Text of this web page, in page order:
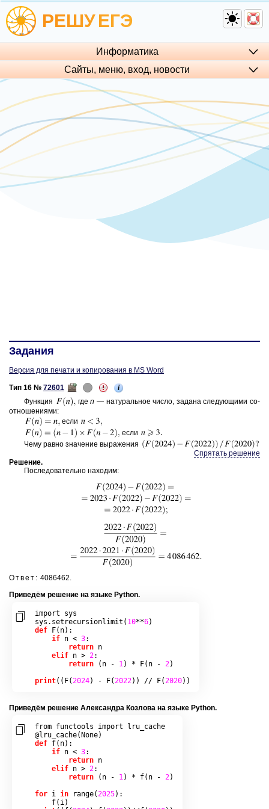
РЕШУЕГЭ
Информатика
Сайты, меню, вход, но­во­сти
Задания
Версия для печати и копирования в MS Word
Тип 16 № 72601
i
Функ­ция
гдеn — на­ту­раль­ное число, за­да­на сле­ду­ю­щи­ми со­
от­но­ше­ни­я­ми:
если
если
Чему равно зна­че­ние вы­ра­же­ния
Спрятать решение
Ре­ше­ние.
По­сле­до­ва­тель­но на­хо­дим:
Ответ: 4086462.
При­ведём ре­ше­ние на языке Python.
import sys
sys . setrecursionlimit ( 10**6)
def
F( n):
if n < 3:
return n
elif n > 2:
return
( n - 1) * F( n - 2)
print(( F(2024) - F(2022)) // F(2020))
При­ведём ре­ше­ние Алек­сандра Коз­ло­ва на языке Python.
from functools import lru_cache
@lru_cache( None)
def f( n):
if n < 3:
return n
elif n > 2:
return
( n - 1) * f( n - 2)
for i in range(2025):
f( i)